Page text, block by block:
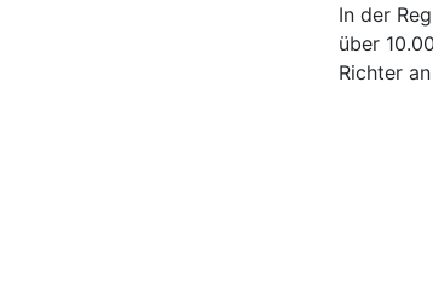
In der
über
Richter